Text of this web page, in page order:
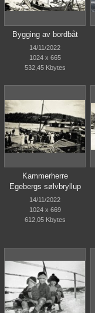
Bygging av bordbåt
14/11/2022
1024 x 665
532,45 Kbytes
Kammerherre
Egebergs sølvbryllup
14/11/2022
1024 x 669
612,05 Kbytes